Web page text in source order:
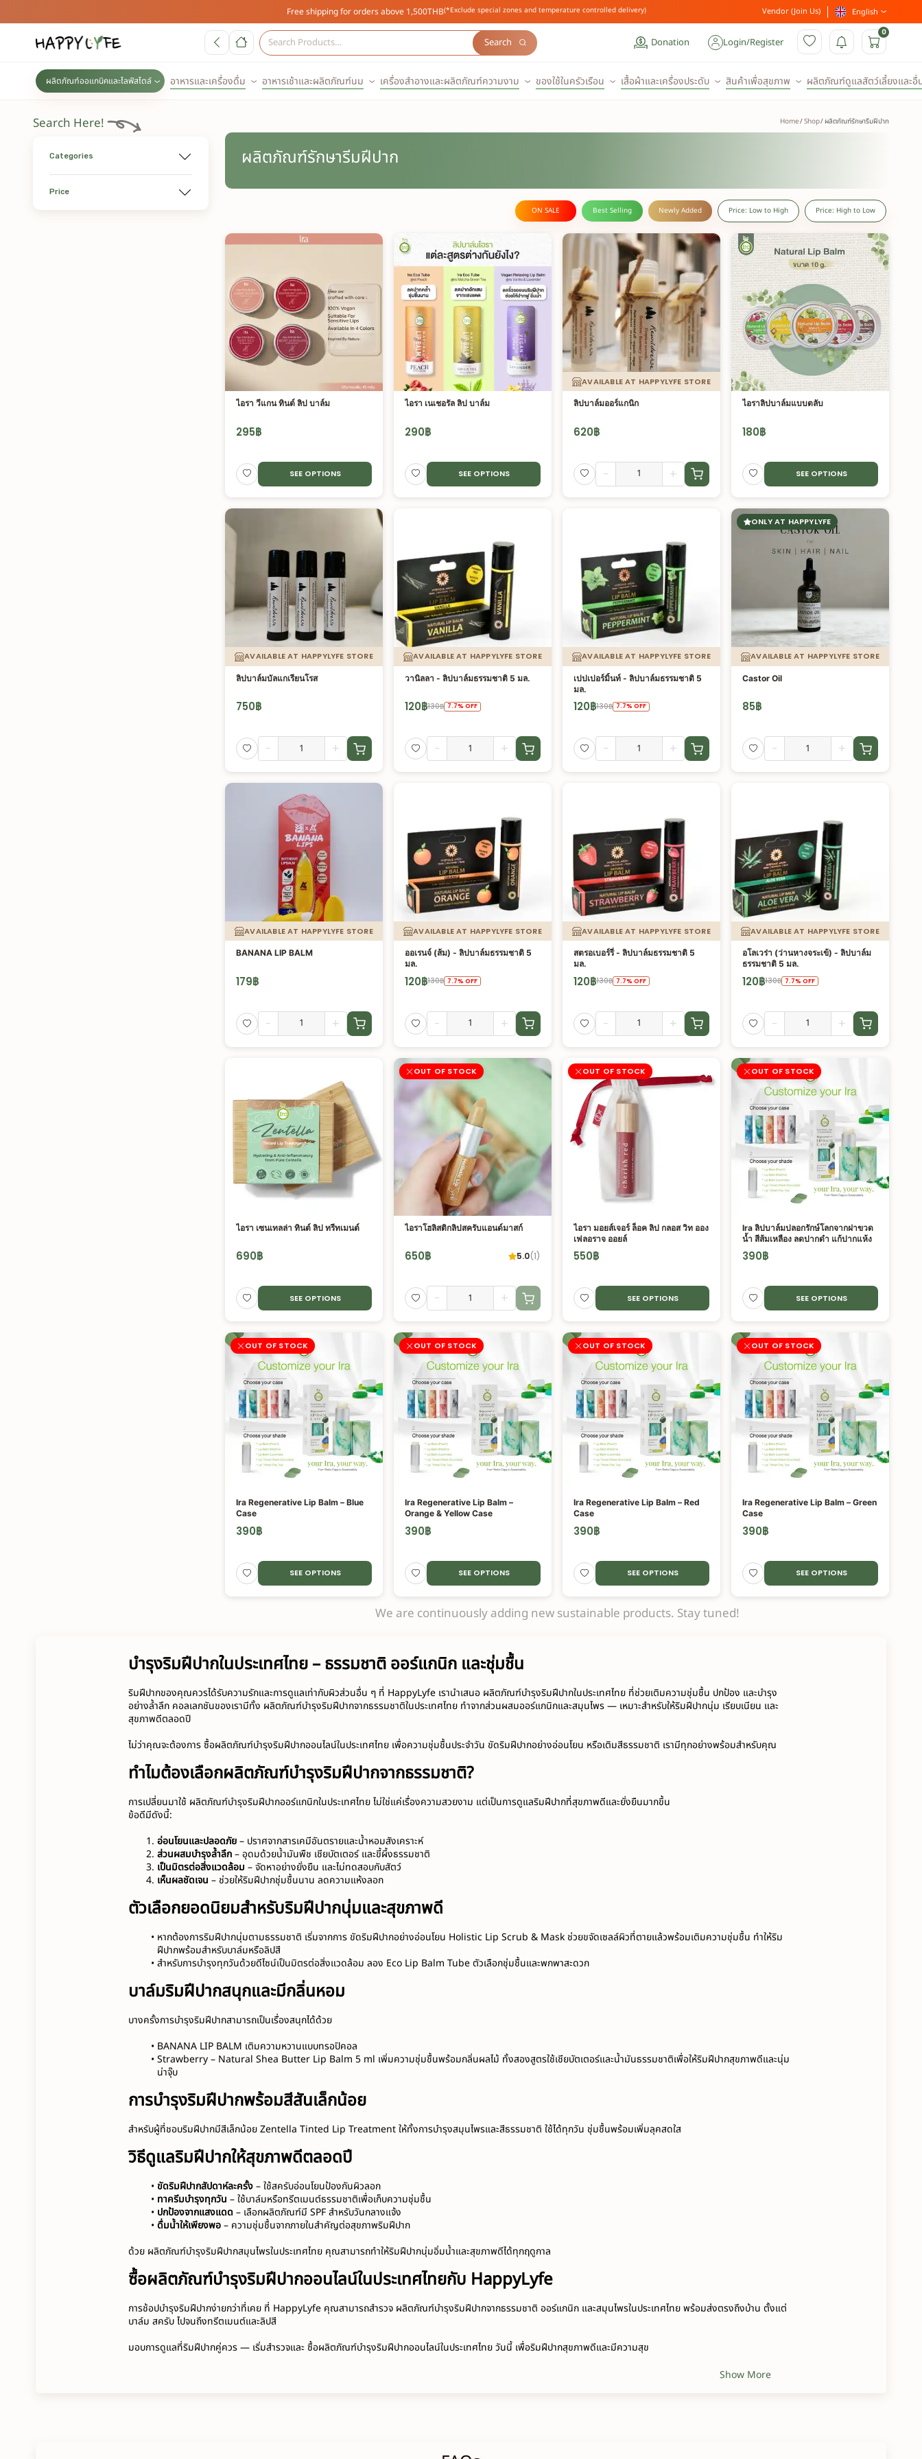
Free shipping for orders above 1,500THB(*Exclude special zones and temperature controlled delivery) Vendor (Join Us) English
Search Donation Login/Register
0
ผลิตภัณฑ์ออแกนิคและไลฟ์สไตล์ อาหารและเครื่องดื่ม อาหารเช้าและผลิตภัณฑ์นม เครื่องสำอางและผลิตภัณฑ์ความงาม ของใช้ในครัวเรือน เสื้อผ้าและเครื่องประดับ สินค้าเพื่อสุขภาพ ผลิตภัณฑ์ดูแลสัตว์เลี้ยงและอื่
Search Here!
Categories
Price
Home Shop ผลิตภัณฑ์รักษารีมฝีปาก
ผลิตภัณฑ์รักษารีมฝีปาก
ON SALE Best Selling Newly Added Price: Low to High Price: High to Low
ไอรา วีแกน ทินต์ ลิป บาล์ม
295฿
SEE OPTIONS
ไอรา เนเชอรัล ลิป บาล์ม
290฿
SEE OPTIONS
AVAILABLE AT HAPPYLYFE STORE
ลิปบาล์มออร์แกนิก
620฿
- +
ไอราลิปบาล์มแบบตลับ
180฿
SEE OPTIONS
AVAILABLE AT HAPPYLYFE STORE
ลิปบาล์มบัลแกเรียนโรส
750฿
- +
AVAILABLE AT HAPPYLYFE STORE
วานิลลา - ลิปบาล์มธรรมชาติ 5 มล.
120฿130฿ 7.7% OFF
- +
AVAILABLE AT HAPPYLYFE STORE
เปปเปอร์มิ้นท์ - ลิปบาล์มธรรมชาติ 5
มล.
120฿130฿ 7.7% OFF
- +
ONLY AT HAPPYLYFE
AVAILABLE AT HAPPYLYFE STORE
Castor Oil
85฿
- +
AVAILABLE AT HAPPYLYFE STORE
BANANA LIP BALM
179฿
- +
AVAILABLE AT HAPPYLYFE STORE
ออเรนจ์ (ส้ม) - ลิปบาล์มธรรมชาติ 5
มล.
120฿130฿ 7.7% OFF
- +
AVAILABLE AT HAPPYLYFE STORE
สตรอเบอร์รี่ - ลิปบาล์มธรรมชาติ 5
มล.
120฿130฿ 7.7% OFF
- +
AVAILABLE AT HAPPYLYFE STORE
อโลเวร่า (ว่านหางจระเข้) - ลิปบาล์ม
ธรรมชาติ 5 มล.
120฿130฿ 7.7% OFF
- +
ไอรา เซนเทลล่า ทินต์ ลิป ทรีทเมนต์
690฿
SEE OPTIONS
OUT OF STOCK
ไอราโฮลิสติกลิปสครับแอนด์มาสก์
650฿ 5.0(1)
- +
OUT OF STOCK
ไอรา มอยส์เจอร์ ล็อค ลิป กลอส วิท ออง
เฟลอราจ ออยล์
550฿
SEE OPTIONS
OUT OF STOCK
Ira ลิปบาล์มปลอกรักษ์โลกจากฝาขวด
น้ำ สีส้มเหลือง ลดปากดำ แก้ปากแห้ง
390฿
SEE OPTIONS
OUT OF STOCK
Ira Regenerative Lip Balm – Blue
Case
390฿
SEE OPTIONS
OUT OF STOCK
Ira Regenerative Lip Balm –
Orange & Yellow Case
390฿
SEE OPTIONS
OUT OF STOCK
Ira Regenerative Lip Balm – Red
Case
390฿
SEE OPTIONS
OUT OF STOCK
Ira Regenerative Lip Balm – Green
Case
390฿
SEE OPTIONS
We are continuously adding new sustainable products. Stay tuned!
บำรุงริมฝีปากในประเทศไทย – ธรรมชาติ ออร์แกนิก และชุ่มชื้น
ริมฝีปากของคุณควรได้รับความรักและการดูแลเท่ากับผิวส่วนอื่น ๆ ที่ HappyLyfe เรานำเสนอ ผลิตภัณฑ์บำรุงริมฝีปากในประเทศไทย ที่ช่วยเติมความชุ่มชื้น ปกป้อง และบำรุง
อย่างล้ำลึก คอลเลกชันของเรามีทั้ง ผลิตภัณฑ์บำรุงริมฝีปากจากธรรมชาติในประเทศไทย ทำจากส่วนผสมออร์แกนิกและสมุนไพร — เหมาะสำหรับให้ริมฝีปากนุ่ม เรียบเนียน และ
สุขภาพดีตลอดปี
ไม่ว่าคุณจะต้องการ ซื้อผลิตภัณฑ์บำรุงริมฝีปากออนไลน์ในประเทศไทย เพื่อความชุ่มชื้นประจำวัน ขัดริมฝีปากอย่างอ่อนโยน หรือเติมสีธรรมชาติ เรามีทุกอย่างพร้อมสำหรับคุณ
ทำไมต้องเลือกผลิตภัณฑ์บำรุงริมฝีปากจากธรรมชาติ?
การเปลี่ยนมาใช้ ผลิตภัณฑ์บำรุงริมฝีปากออร์แกนิกในประเทศไทย ไม่ใช่แค่เรื่องความสวยงาม แต่เป็นการดูแลริมฝีปากที่สุขภาพดีและยั่งยืนมากขึ้น
ข้อดีมีดังนี้:
อ่อนโยนและปลอดภัย – ปราศจากสารเคมีอันตรายและน้ำหอมสังเคราะห์
ส่วนผสมบำรุงล้ำลึก – อุดมด้วยน้ำมันพืช เชียบัตเตอร์ และขี้ผึ้งธรรมชาติ
เป็นมิตรต่อสิ่งแวดล้อม – จัดหาอย่างยั่งยืน และไม่ทดสอบกับสัตว์
เห็นผลชัดเจน – ช่วยให้ริมฝีปากชุ่มชื้นนาน ลดความแห้งลอก
ตัวเลือกยอดนิยมสำหรับริมฝีปากนุ่มและสุขภาพดี
หากต้องการริมฝีปากนุ่มตามธรรมชาติ เริ่มจากการ ขัดริมฝีปากอย่างอ่อนโยน Holistic Lip Scrub & Mask ช่วยขจัดเซลล์ผิวที่ตายแล้วพร้อมเติมความชุ่มชื้น ทำให้ริม
ฝีปากพร้อมสำหรับบาล์มหรือลิปสี
สำหรับการบำรุงทุกวันด้วยดีไซน์เป็นมิตรต่อสิ่งแวดล้อม ลอง Eco Lip Balm Tube ตัวเลือกชุ่มชื้นและพกพาสะดวก
บาล์มริมฝีปากสนุกและมีกลิ่นหอม
บางครั้งการบำรุงริมฝีปากสามารถเป็นเรื่องสนุกได้ด้วย
BANANA LIP BALM เติมความหวานแบบทรอปิคอล
Strawberry – Natural Shea Butter Lip Balm 5 ml เพิ่มความชุ่มชื้นพร้อมกลิ่นผลไม้ ทั้งสองสูตรใช้เชียบัตเตอร์และน้ำมันธรรมชาติเพื่อให้ริมฝีปากสุขภาพดีและนุ่ม
น่าจุ๊บ
การบำรุงริมฝีปากพร้อมสีสันเล็กน้อย
สำหรับผู้ที่ชอบริมฝีปากมีสีเล็กน้อย Zentella Tinted Lip Treatment ให้ทั้งการบำรุงสมุนไพรและสีธรรมชาติ ใช้ได้ทุกวัน ชุ่มชื้นพร้อมเพิ่มลุคสดใส
วิธีดูแลริมฝีปากให้สุขภาพดีตลอดปี
ขัดริมฝีปากสัปดาห์ละครั้ง – ใช้สครับอ่อนโยนป้องกันผิวลอก
ทาครีมบำรุงทุกวัน – ใช้บาล์มหรือทรีตเมนต์ธรรมชาติเพื่อเก็บความชุ่มชื้น
ปกป้องจากแสงแดด – เลือกผลิตภัณฑ์มี SPF สำหรับวันกลางแจ้ง
ดื่มน้ำให้เพียงพอ – ความชุ่มชื้นจากภายในสำคัญต่อสุขภาพริมฝีปาก
ด้วย ผลิตภัณฑ์บำรุงริมฝีปากสมุนไพรในประเทศไทย คุณสามารถทำให้ริมฝีปากนุ่มอิ่มน้ำและสุขภาพดีได้ทุกฤดูกาล
ซื้อผลิตภัณฑ์บำรุงริมฝีปากออนไลน์ในประเทศไทยกับ HappyLyfe
การช้อปบำรุงริมฝีปากง่ายกว่าที่เคย ที่ HappyLyfe คุณสามารถสำรวจ ผลิตภัณฑ์บำรุงริมฝีปากจากธรรมชาติ ออร์แกนิก และสมุนไพรในประเทศไทย พร้อมส่งตรงถึงบ้าน ตั้งแต่
บาล์ม สครับ ไปจนถึงทรีตเมนต์และลิปสี
มอบการดูแลที่ริมฝีปากคู่ควร — เริ่มสำรวจและ ซื้อผลิตภัณฑ์บำรุงริมฝีปากออนไลน์ในประเทศไทย วันนี้ เพื่อริมฝีปากสุขภาพดีและมีความสุข
Show More